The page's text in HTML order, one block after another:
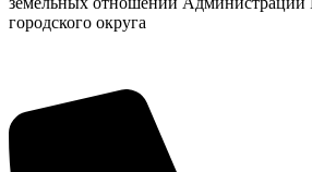
городского округа